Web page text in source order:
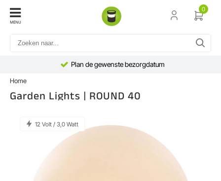
MENU
0
Plan de gewenste bezorgdatum
Home
Garden Lights | ROUND 40
12 Volt / 3,0 Watt